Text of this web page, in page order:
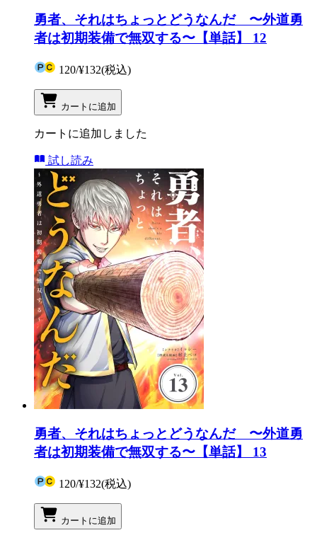
勇者、それはちょっとどうなんだ 〜外道勇
者は初期装備で無双する〜【単話】 12
120/¥132(税込)
カートに追加
カートに追加しました
試し読み
勇者、それはちょっとどうなんだ 〜外道勇
者は初期装備で無双する〜【単話】 13
120/¥132(税込)
カートに追加